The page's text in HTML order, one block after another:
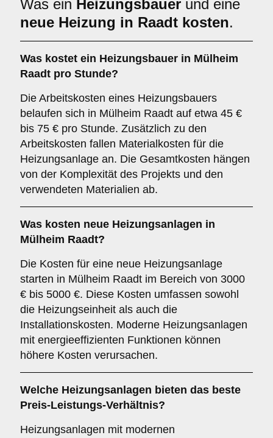
Was ein Heizungsbauer und eine
neue Heizung in Raadt kosten.
Was kostet ein Heizungsbauer in Mülheim
Raadt pro Stunde?
Die Arbeitskosten eines Heizungsbauers
belaufen sich in Mülheim Raadt auf etwa 45 €
bis 75 € pro Stunde. Zusätzlich zu den
Arbeitskosten fallen Materialkosten für die
Heizungsanlage an. Die Gesamtkosten hängen
von der Komplexität des Projekts und den
verwendeten Materialien ab.
Was kosten neue Heizungsanlagen in
Mülheim Raadt?
Die Kosten für eine neue Heizungsanlage
starten in Mülheim Raadt im Bereich von 3000
€ bis 5000 €. Diese Kosten umfassen sowohl
die Heizungseinheit als auch die
Installationskosten. Moderne Heizungsanlagen
mit energieeffizienten Funktionen können
höhere Kosten verursachen.
Welche Heizungsanlagen bieten das beste
Preis-Leistungs-Verhältnis?
Heizungsanlagen mit modernen